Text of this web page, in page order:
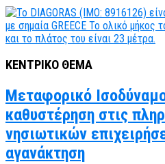
ΚΕΝΤΡΙΚΟ ΘΕΜΑ
Μεταφορικό
καθυστέρηση στις
νησιωτικών
αγανάκτηση